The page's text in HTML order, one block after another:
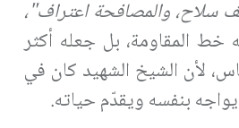
سلاح، والمصافحة اعتراف"،
خط المقاومة، بل جعله أكثر
لأن الشيخ الشهيد كان في
يواجه بنفسه ويقدّم حياته.